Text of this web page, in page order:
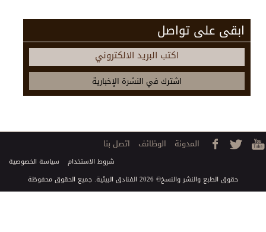
ابقى على تواصل
اكتب البريد الالكتروني
المدونة الوظائف اتصل بنا
حقوق الطبع والنشر والنسخ© 2026 الفنادق البيئية. جميع الحقوق محفوظة
سياسة الخصوصية شروط الاستخدام